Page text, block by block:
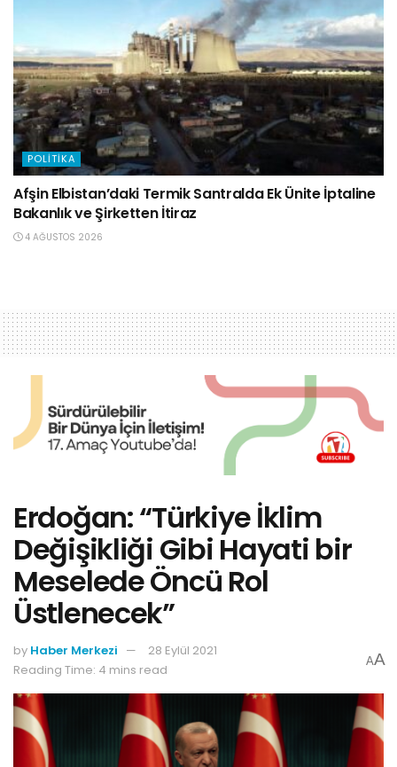
POLITIKA
Afşin Elbistan’daki Termik Santralda Ek Ünite İptaline
Bakanlık ve Şirketten İtiraz
4 AĞUSTOS 2026
Erdoğan: “Türkiye İklim
Değişikliği Gibi Hayati bir
Meselede Öncü Rol
Üstlenecek”
by Haber Merkezi
28 Eylül 2021
Reading Time: 4 mins read
AA